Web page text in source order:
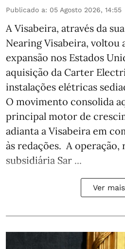
Publicado a: 05 Agosto 2026, 14:55
A Visabeira, através da
Nearing Visabeira, voltou
expansão nos Estados
aquisição da Carter
instalações elétricas
O movimento consolida
principal motor de
adianta a Visabeira em
às redações. A operação,
subsidiária Sar ...
Ver mais